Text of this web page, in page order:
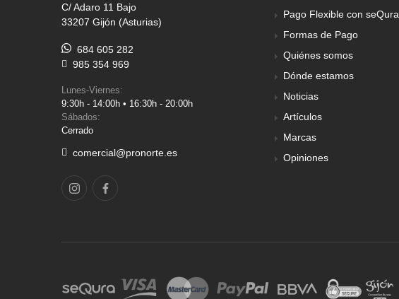
C/ Adaro 11 Bajo
33207 Gijón (Asturias)
684 605 282
985 354 969
Lunes-Viernes:
9:30h - 14:00h • 16:30h - 20:00h
Sábados:
Cerrado
comercial@pronorte.es
Pago Flexible con seQura
Formas de Pago
Quiénes somos
Dónde estamos
Noticias
Artículos
Marcas
Opiniones